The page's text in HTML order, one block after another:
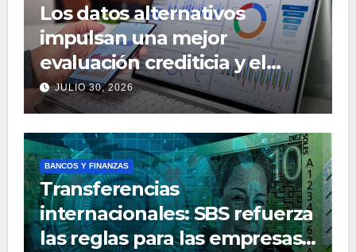
Los datos alternativos
impulsan una mejor
evaluación crediticia y el
desarrollo de nuevos
productos financieros
JULIO 30, 2026
BANCOS Y FINANZAS
Transferencias
internacionales: SBS refuerza
las reglas para las empresas